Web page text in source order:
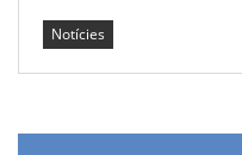
Notícies